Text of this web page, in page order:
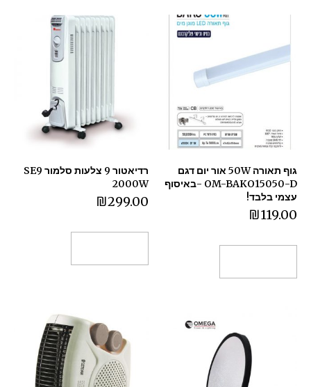
גוף תאורה 50W אור יום דגם
OM-BAKO15050-D -באיסוף
עצמי בלבד!
₪119.00
רדיאטור 9 צלעות סלמור SE9
2000W
₪299.00